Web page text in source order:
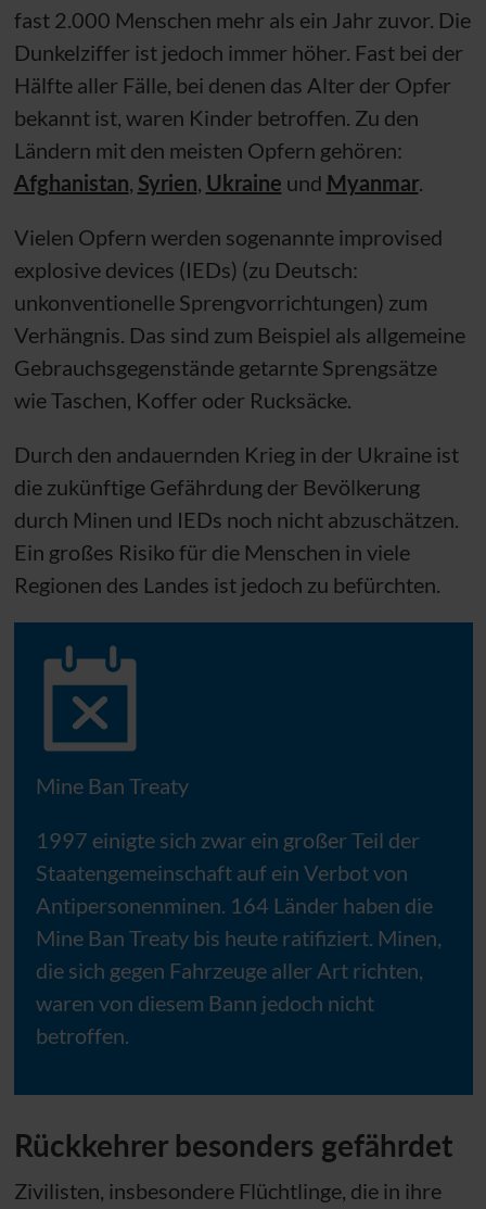
fast 2.000 Menschen mehr als ein Jahr zuvor. Die
Dunkelziffer ist jedoch immer höher. Fast bei der
Hälfte aller Fälle, bei denen das Alter der Opfer
bekannt ist, waren Kinder betroffen. Zu den
Ländern mit den meisten Opfern gehören:
Afghanistan Syrien Ukraine und Myanmar.
Vielen Opfern werden sogenannte improvised
explosive devices (IEDs) (zu Deutsch:
unkonventionelle Sprengvorrichtungen) zum
Verhängnis. Das sind zum Beispiel als allgemeine
Gebrauchsgegenstände getarnte Sprengsätze
wie Taschen, Koffer oder Rucksäcke.
Durch den andauernden Krieg in der Ukraine ist
die zukünftige Gefährdung der Bevölkerung
durch Minen und IEDs noch nicht abzuschätzen.
Ein großes Risiko für die Menschen in viele
Regionen des Landes ist jedoch zu befürchten.
Mine Ban Treaty
1997 einigte sich zwar ein großer Teil der
Staatengemeinschaft auf ein Verbot von
Antipersonenminen. 164 Länder haben die
Mine Ban Treaty bis heute ratifiziert. Minen,
die sich gegen Fahrzeuge aller Art richten,
waren von diesem Bann jedoch nicht
betroffen.
Rückkehrer besonders gefährdet
Zivilisten, insbesondere Flüchtlinge, die in ihre